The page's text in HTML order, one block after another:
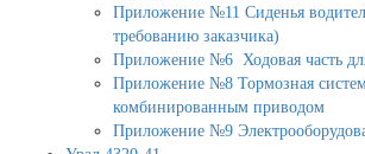
Приложение №11 Сиденья
требованию заказчика)
Приложение №6 Ходовая часть
Приложение №8 Тормозная
комбинированным приводом
Приложение №9